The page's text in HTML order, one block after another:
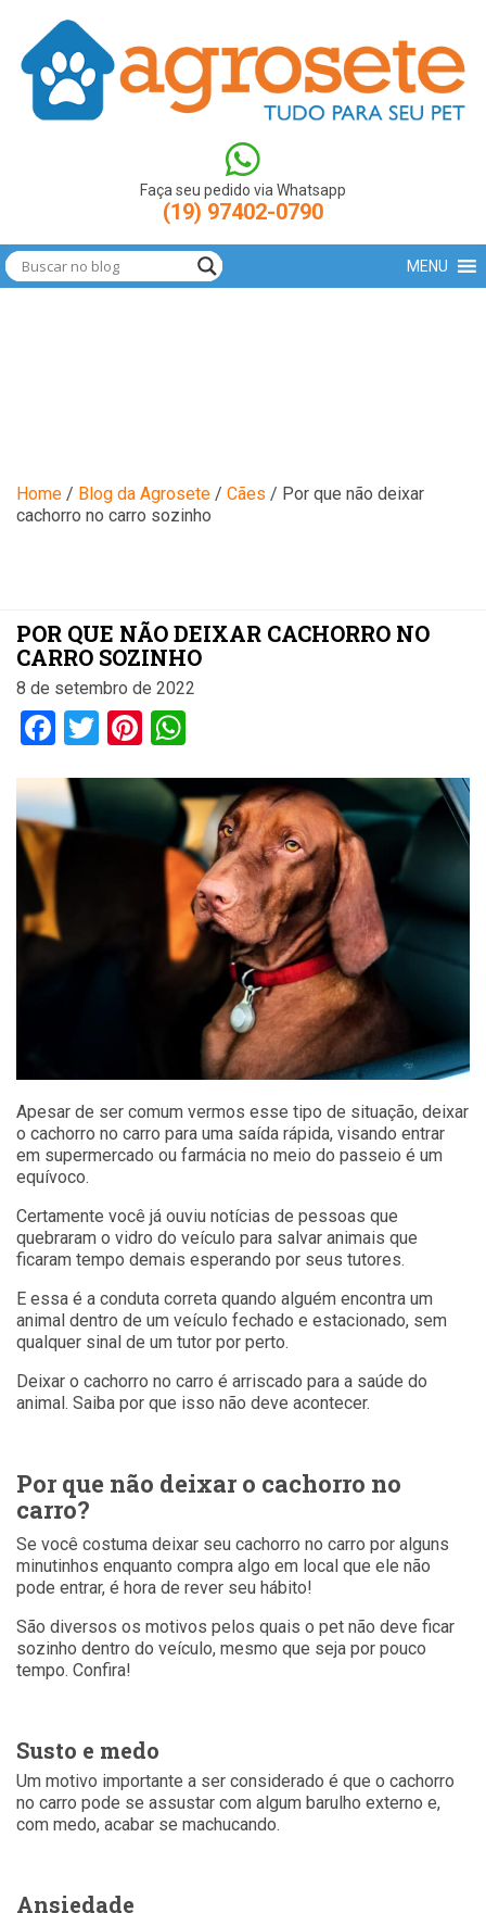
Date().getTime(),event:'gtm.js'});var
f=d.getElementsByTagName(s)[0],
j=d.createElement(s),dl=l!='dataLayer'?'&l='+l:'';j.async=true;j.src=
'https://www.googletagmanager.com/gtm.js?
id='+i+dl;f.parentNode.insertBefore(j,f); })
(window,document,'script','dataLayer','GTM-N9LBXCV');
Faça seu pedido via Whatsapp
(19) 97402-0790
MENU
Blog
Home / Blog da Agrosete / Cães / Por que não deixar
cachorro no carro sozinho
POR QUE NÃO DEIXAR CACHORRO NO
CARRO SOZINHO
8 de setembro de 2022
Facebook
TwitterPinterest
Apesar de ser comum vermos esse tipo de situação, deixar
o cachorro no carro para uma saída rápida, visando entrar
em supermercado ou farmácia no meio do passeio é um
equívoco.
Certamente você já ouviu notícias de pessoas que
quebraram o vidro do veículo para salvar animais que
ficaram tempo demais esperando por seus tutores.
E essa é a conduta correta quando alguém encontra um
animal dentro de um veículo fechado e estacionado, sem
qualquer sinal de um tutor por perto.
Deixar o cachorro no carro é arriscado para a saúde do
animal. Saiba por que isso não deve acontecer.
Por que não deixar o cachorro no
carro?
Se você costuma deixar seu cachorro no carro por alguns
minutinhos enquanto compra algo em local que ele não
pode entrar, é hora de rever seu hábito!
São diversos os motivos pelos quais o pet não deve ficar
sozinho dentro do veículo, mesmo que seja por pouco
tempo. Confira!
Susto e medo
Um motivo importante a ser considerado é que o cachorro
no carro pode se assustar com algum barulho externo e,
com medo, acabar se machucando.
Ansiedade